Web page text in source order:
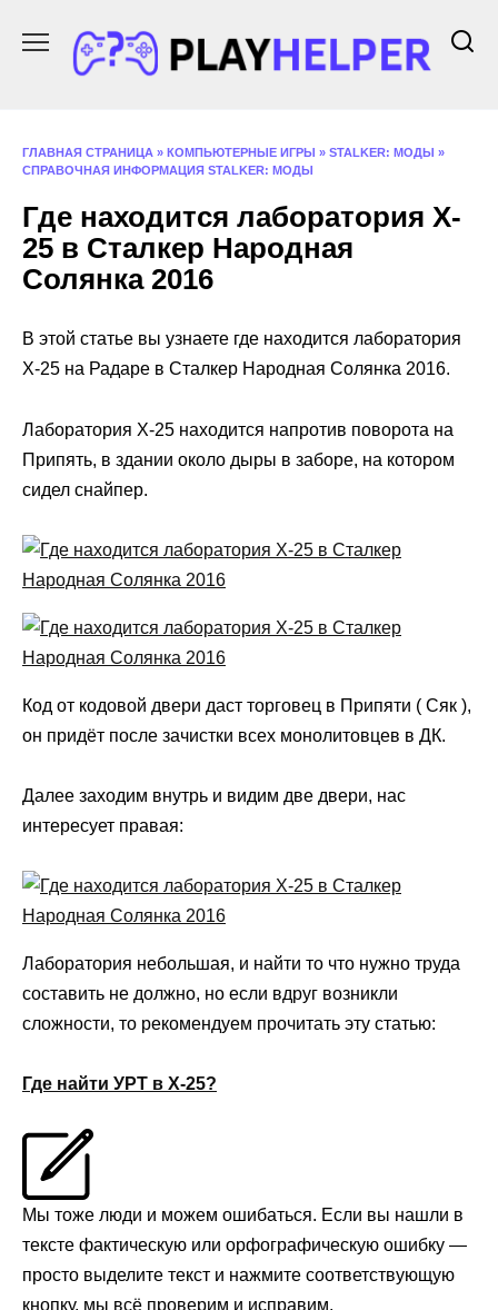
содержанию
ГЛАВНАЯ СТРАНИЦА » КОМПЬЮТЕРНЫЕ ИГРЫ » STALKER: МОДЫ »
СПРАВОЧНАЯ ИНФОРМАЦИЯ STALKER: МОДЫ
Где находится лаборатория X-
25 в Сталкер Народная
Солянка 2016
В этой статье вы узнаете где находится лаборатория
X-25 на Радаре в Сталкер Народная Солянка 2016.
Лаборатория X-25 находится напротив поворота на
Припять, в здании около дыры в заборе, на котором
сидел снайпер.
Код от кодовой двери даст торговец в Припяти ( Сяк ),
он придёт после зачистки всех монолитовцев в ДК.
Далее заходим внутрь и видим две двери, нас
интересует правая:
Лаборатория небольшая, и найти то что нужно труда
составить не должно, но если вдруг возникли
сложности, то рекомендуем прочитать эту статью:
Где найти УРТ в Х-25?
Мы тоже люди и можем ошибаться. Если вы нашли в
тексте фактическую или орфографическую ошибку —
просто выделите текст и нажмите соответствующую
кнопку, мы всё проверим и исправим.